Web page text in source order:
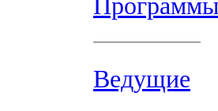
Программы
Ведущие